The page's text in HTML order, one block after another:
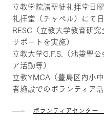
立教学院諸聖徒礼拝堂日
礼拝堂（チャペル）にて
RESC（立教大学教育研
サポートを実施）
立教大学G.F.S.（池袋聖
ア活動等）
立教YMCA（豊島区内小
者施設でのボランティア活
ボランティアセンター